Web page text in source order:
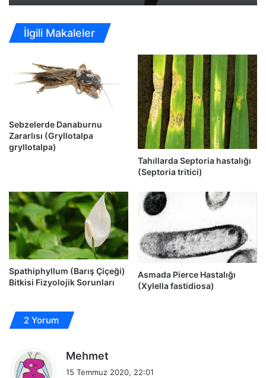
İlgili Makaleler
Sebzelerde Danaburnu
Zararlısı (Gryllotalpa
gryllotalpa)
Tahıllarda Septoria hastalığı
(Septoria tritici)
Spathiphyllum (Barış Çiçeği)
Bitkisi Fizyolojik Sorunları
Asmada Pierce Hastalığı
(Xylella fastidiosa)
2 Yorum
Mehmet
e
15 Temmuz 2020, 22:01